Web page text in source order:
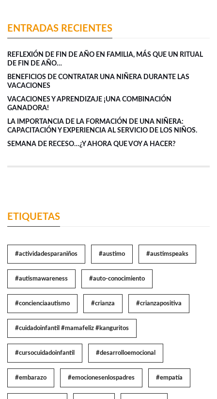
ENTRADAS RECIENTES
REFLEXIÓN DE FIN DE AÑO EN FAMILIA, MÁS QUE UN RITUAL
DE FIN DE AÑO…
BENEFICIOS DE CONTRATAR UNA NIÑERA DURANTE LAS
VACACIONES
VACACIONES Y APRENDIZAJE ¡UNA COMBINACIÓN
GANADORA!
LA IMPORTANCIA DE LA FORMACIÓN DE UNA NIÑERA:
CAPACITACIÓN Y EXPERIENCIA AL SERVICIO DE LOS NIÑOS.
SEMANA DE RECESO…¿Y AHORA QUE VOY A HACER?
ETIQUETAS
#actividadesparaniños #austimo #austimspeaks
#autismawareness #auto-conocimiento
#concienciaautismo #crianza #crianzapositiva
#cuidadoinfantil #mamafeliz #kanguritos
#cursocuidadoinfantil #desarrolloemocional
#embarazo #emocionesenlospadres #empatía